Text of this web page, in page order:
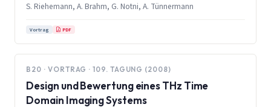
S. Riehemann, A. Brahm, G. Notni, A. Tünnermann
Vortrag PDF
B20 · VORTRAG · 109. TAGUNG (2008)
Design und Bewertung eines THz Time
Domain Imaging Systems